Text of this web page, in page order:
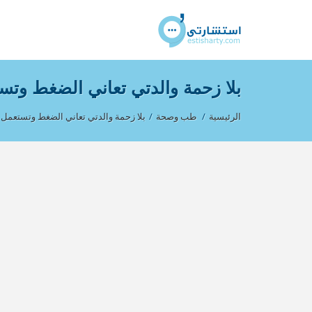
بلا زحمة والدتي تعاني الضغط
الرئيسية / طب وصحة / بلا زحمة والدتي تعاني الضغط وتستعمل